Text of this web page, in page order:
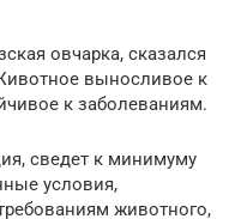
овчарка, сказался
выносливое к
к заболеваниям.
сведет к минимуму
условия,
животного,